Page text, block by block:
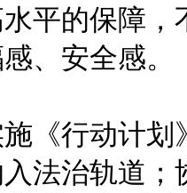
平的保障
、安全感。
行动计划
法治轨道